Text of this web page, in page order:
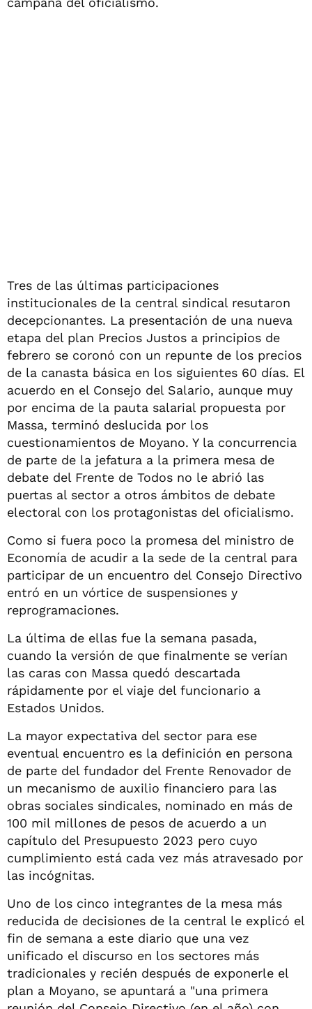
Tres de las últimas participaciones
institucionales de la central sindical resutaron
decepcionantes. La presentación de una nueva
etapa del plan Precios Justos a principios de
febrero se coronó con un repunte de los precios
de la canasta básica en los siguientes 60 días. El
acuerdo en el Consejo del Salario, aunque muy
por encima de la pauta salarial propuesta por
Massa, terminó deslucida por los
cuestionamientos de Moyano. Y la concurrencia
de parte de la jefatura a la primera mesa de
debate del Frente de Todos no le abrió las
puertas al sector a otros ámbitos de debate
electoral con los protagonistas del oficialismo.
Como si fuera poco la promesa del ministro de
Economía de acudir a la sede de la central para
participar de un encuentro del Consejo Directivo
entró en un vórtice de suspensiones y
reprogramaciones.
La última de ellas fue la semana pasada,
cuando la versión de que finalmente se verían
las caras con Massa quedó descartada
rápidamente por el viaje del funcionario a
Estados Unidos.
La mayor expectativa del sector para ese
eventual encuentro es la definición en persona
de parte del fundador del Frente Renovador de
un mecanismo de auxilio financiero para las
obras sociales sindicales, nominado en más de
100 mil millones de pesos de acuerdo a un
capítulo del Presupuesto 2023 pero cuyo
cumplimiento está cada vez más atravesado por
las incógnitas.
Uno de los cinco integrantes de la mesa más
reducida de decisiones de la central le explicó el
fin de semana a este diario que una vez
unificado el discurso en los sectores más
tradicionales y recién después de exponerle el
plan a Moyano, se apuntará a "una primera